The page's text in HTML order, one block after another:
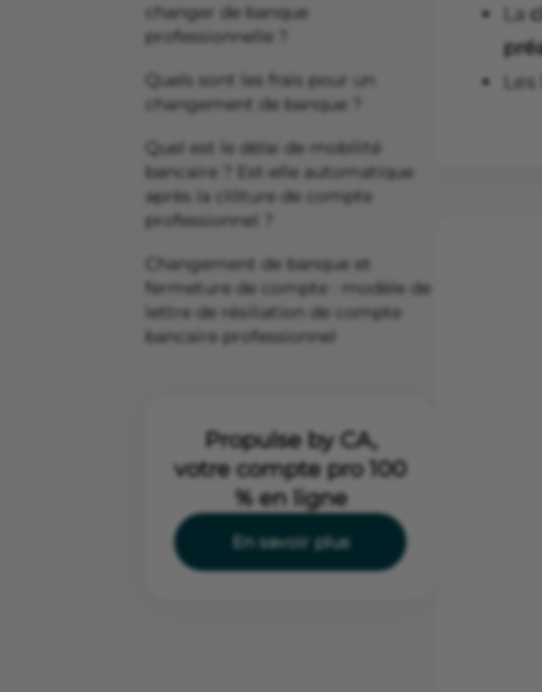
changer de banque
professionnelle ?
Quels sont les frais pour un
changement de banque ?
Quel est le délai de mobilité
bancaire ? Est-elle automatique
après la clôture de compte
professionnel ?
Changement de banque et
fermeture de compte : modèle de
lettre de résiliation de compte
bancaire professionnel
Propulse by CA,
votre compte pro 100
% en ligne
En savoir plus
La